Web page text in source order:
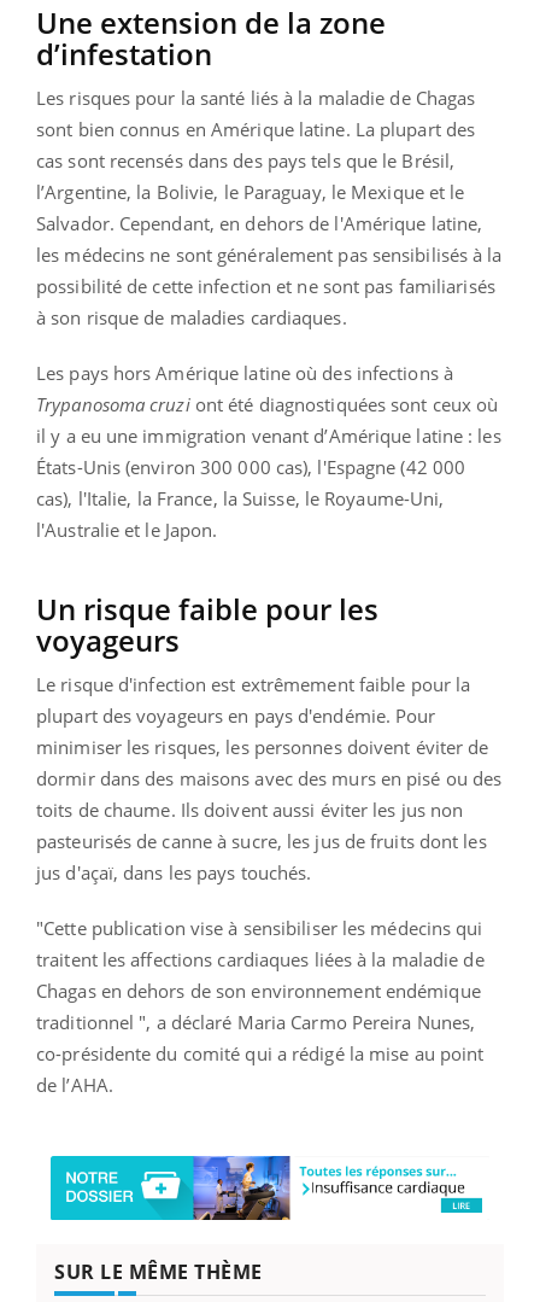
Une extension de la zone
d’infestation
Les risques pour la santé liés à la maladie de Chagas
sont bien connus en Amérique latine. La plupart des
cas sont recensés dans des pays tels que le Brésil,
l’Argentine, la Bolivie, le Paraguay, le Mexique et le
Salvador. Cependant, en dehors de l'Amérique latine,
les médecins ne sont généralement pas sensibilisés à la
possibilité de cette infection et ne sont pas familiarisés
à son risque de maladies cardiaques.
Les pays hors Amérique latine où des infections à
Trypanosoma cruziont été diagnostiquées sont ceux où
il y a eu une immigration venant d’Amérique latine : les
États-Unis (environ 300 000 cas), l'Espagne (42 000
cas), l'Italie, la France, la Suisse, le Royaume-Uni,
l'Australie et le Japon.
Un risque faible pour les
voyageurs
Le risque d'infection est extrêmement faible pour la
plupart des voyageurs en pays d'endémie. Pour
minimiser les risques, les personnes doivent éviter de
dormir dans des maisons avec des murs en pisé ou des
toits de chaume. Ils doivent aussi éviter les jus non
pasteurisés de canne à sucre, les jus de fruits dont les
jus d'açaï, dans les pays touchés.
"Cette publication vise à sensibiliser les médecins qui
traitent les affections cardiaques liées à la maladie de
Chagas en dehors de son environnement endémique
traditionnel ", a déclaré Maria Carmo Pereira Nunes,
co-présidente du comité qui a rédigé la mise au point
de l’AHA.
SUR LE MÊME THÈME